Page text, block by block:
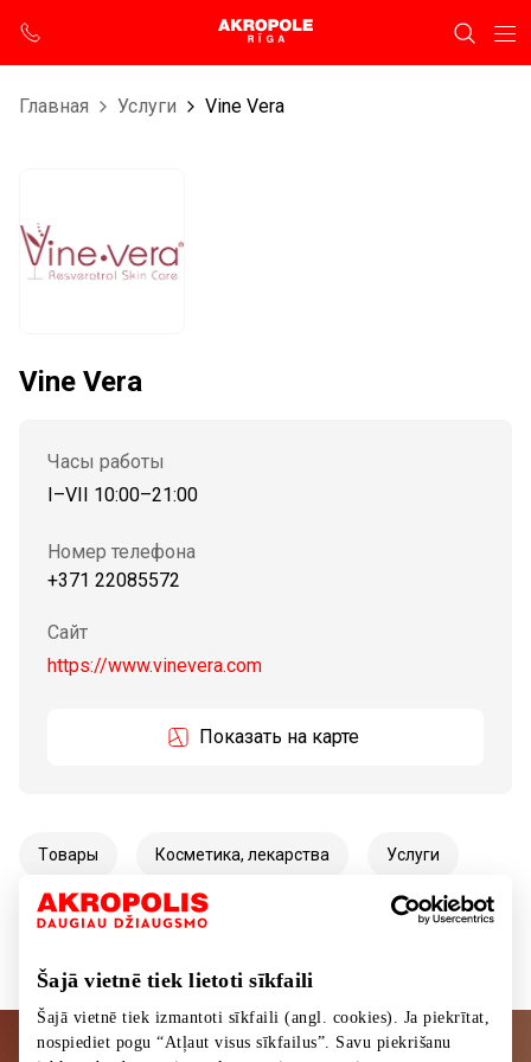
Šajā vietnē tiek lietoti sīkfaili
Šajā vietnē tiek izmantoti sīkfaili (angl. cookies). Ja piekrītat,
nospiediet pogu “Atļaut visus sīkfailus”. Savu piekrišanu
Главная Услуги Vine Vera
Vine Vera
Часы работы
I–VII 10:00–21:00
Номер телефона
+371 22085572
Сайт
https://www.vinevera.com
Показать на карте
Tовары Косметика, лекарства Услуги
Услуги красоты и здоровья